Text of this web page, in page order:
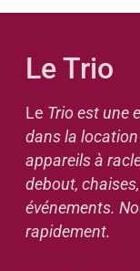
Le Trio
Le Trio est une
dans la location
appareils à
debout,
événements.
rapidement.